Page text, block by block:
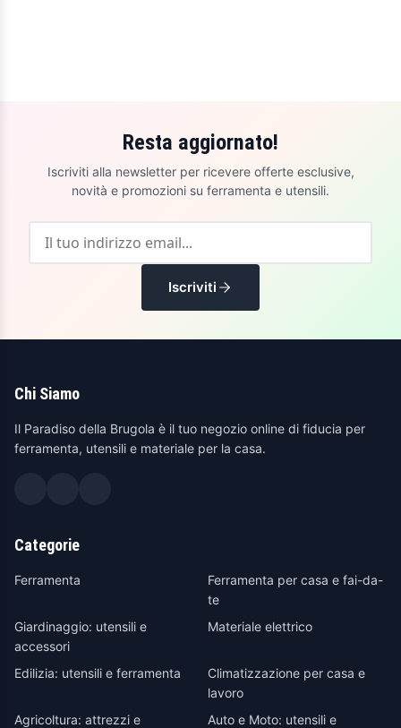
Resta aggiornato!
Iscriviti alla newsletter per ricevere offerte esclusive,
novità e promozioni su ferramenta e utensili.
Iscriviti
Chi Siamo
Il Paradiso della Brugola è il tuo negozio online di fiducia per
ferramenta, utensili e materiale per la casa.
Categorie
Ferramenta
Ferramenta per casa e fai-da-
te
Giardinaggio: utensili e
accessori
Materiale elettrico
Edilizia: utensili e ferramenta
Climatizzazione per casa e
lavoro
Agricoltura: attrezzi e
Auto e Moto: utensili e